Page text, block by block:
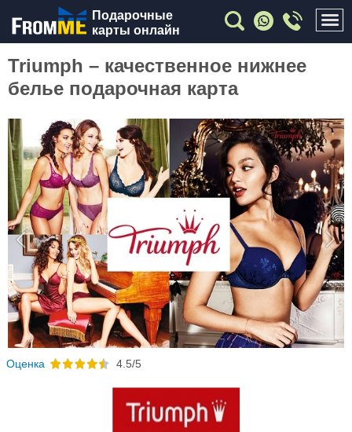
Подарочные
карты онлайн
Triumph – качественное нижнее
белье подарочная карта
Previous
Oценка 4.5/5